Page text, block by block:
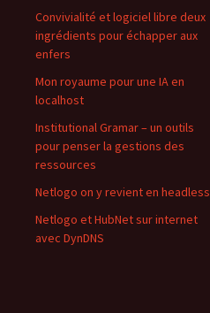
Convivialité et logiciel libre deux
ingrédients pour échapper aux
enfers
Mon royaume pour une IA en
localhost
Institutional Gramar – un outils
pour penser la gestions des
ressources
Netlogo on y revient en headless
Netlogo et HubNet sur internet
avec DynDNS